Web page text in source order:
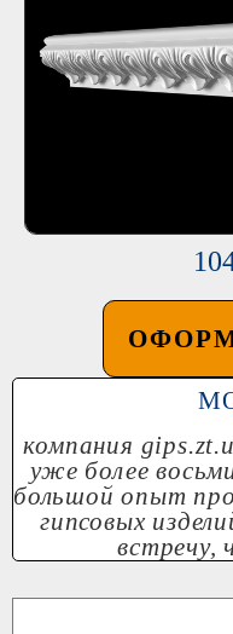
компания
уже более
большой опыт
гипсовых
встречу,